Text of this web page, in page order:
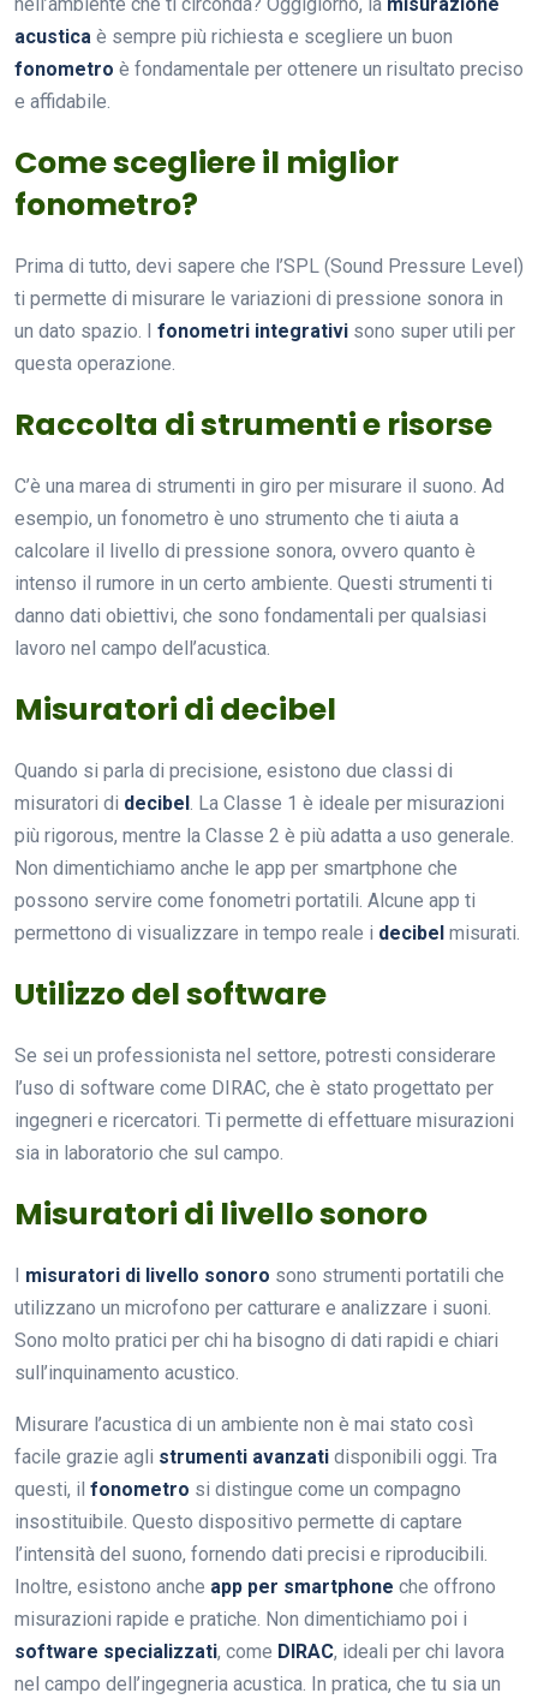
acustica è sempre più richiesta e scegliere un buon
fonometro è fondamentale per ottenere un risultato preciso
e affidabile.
Come scegliere il miglior
fonometro?
Prima di tutto, devi sapere che l’SPL (Sound Pressure Level)
ti permette di misurare le variazioni di pressione sonora in
un dato spazio. I fonometri integrativi sono super utili per
questa operazione.
Raccolta di strumenti e risorse
C’è una marea di strumenti in giro per misurare il suono. Ad
esempio, un fonometro è uno strumento che ti aiuta a
calcolare il livello di pressione sonora, ovvero quanto è
intenso il rumore in un certo ambiente. Questi strumenti ti
danno dati obiettivi, che sono fondamentali per qualsiasi
lavoro nel campo dell’acustica.
Misuratori di decibel
Quando si parla di precisione, esistono due classi di
misuratori di decibel. La Classe 1 è ideale per misurazioni
più rigorous, mentre la Classe 2 è più adatta a uso generale.
Non dimentichiamo anche le app per smartphone che
possono servire come fonometri portatili. Alcune app ti
permettono di visualizzare in tempo reale i decibel misurati.
Utilizzo del software
Se sei un professionista nel settore, potresti considerare
l’uso di software come DIRAC, che è stato progettato per
ingegneri e ricercatori. Ti permette di effettuare misurazioni
sia in laboratorio che sul campo.
Misuratori di livello sonoro
I misuratori di livello sonoro sono strumenti portatili che
utilizzano un microfono per catturare e analizzare i suoni.
Sono molto pratici per chi ha bisogno di dati rapidi e chiari
sull’inquinamento acustico.
Misurare l’acustica di un ambiente non è mai stato così
facile grazie agli strumenti avanzati disponibili oggi. Tra
questi, il fonometro si distingue come un compagno
insostituibile. Questo dispositivo permette di captare
l’intensità del suono, fornendo dati precisi e riproducibili.
Inoltre, esistono anche app per smartphone che offrono
misurazioni rapide e pratiche. Non dimentichiamo poi i
software specializzati, come DIRAC, ideali per chi lavora
nel campo dell’ingegneria acustica. In pratica, che tu sia un